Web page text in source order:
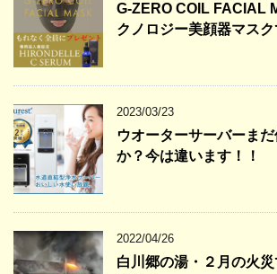
G-ZERO COIL FACIAL
クノロジー美顔器マス
2023/03/23
ウオーターサーバーま
か？今は違います！！
2022/04/26
白川郷の湯・２月の火